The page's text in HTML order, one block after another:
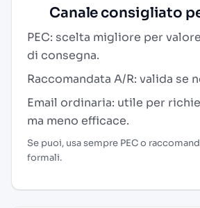
Canale consigliato
PEC: scelta migliore per
di consegna.
Raccomandata A/R: valida se
Email ordinaria: utile per
ma meno efficace.
Se puoi, usa sempre PEC o
formali.